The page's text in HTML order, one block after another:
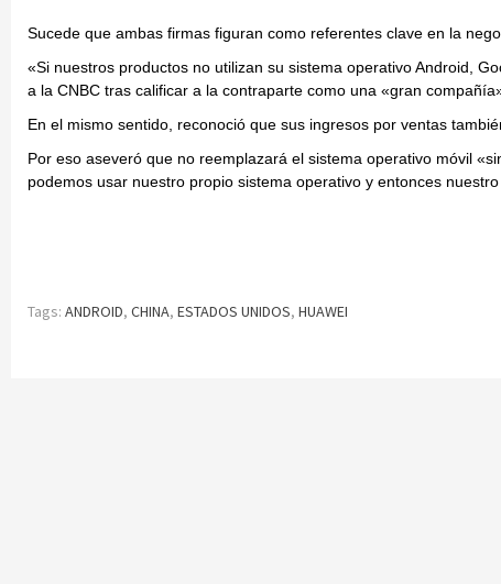
Sucede que ambas firmas figuran como referentes clave en la
«Si nuestros productos no utilizan su sistema operativo Android,
a la CNBC tras calificar a la contraparte como una «gran
En el mismo sentido, reconoció que sus ingresos por ventas
Por eso aseveró que no reemplazará el sistema operativo móvil
podemos usar nuestro propio sistema operativo y entonces
Tags: ANDROID, CHINA, ESTADOS UNIDOS, HUAWEI